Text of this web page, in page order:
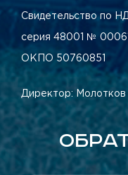
Свидетельство по
серия 48001 №
ОКПО 50760851
Директор: Молотков